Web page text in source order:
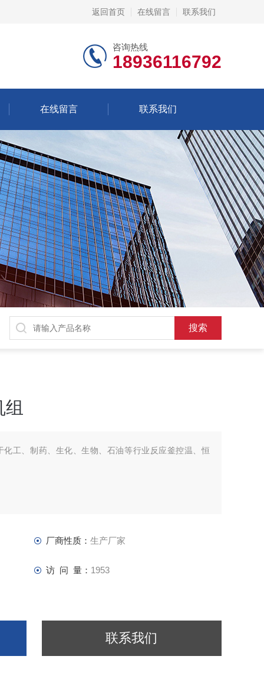
返回首页 在线留言 联系我们
咨询热线
18936116792
在线留言 联系我们
组
化工、制药、生化、生物、石油等行业反应釜控温、恒
厂商性质： 生产厂家
访 问 量： 1953
联系我们